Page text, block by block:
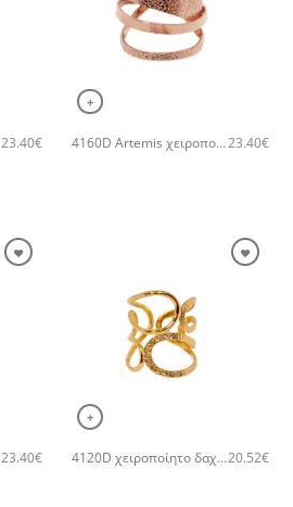
23.40€
+
4160D Artemis χειροποίητο δαχτυλιδι Catherine bijoux Ροζ χρυσό23.40€
23.40€
+
4120D χειροποίητο δαχτυλιδι metal with two different textures in drops shape Catherine bijoux Χρυσό20.52€